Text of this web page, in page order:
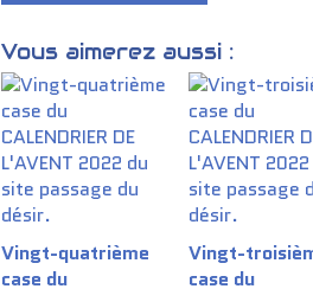
Vous aimerez aussi :
Vingt-quatrième
case du
Vingt-
case du